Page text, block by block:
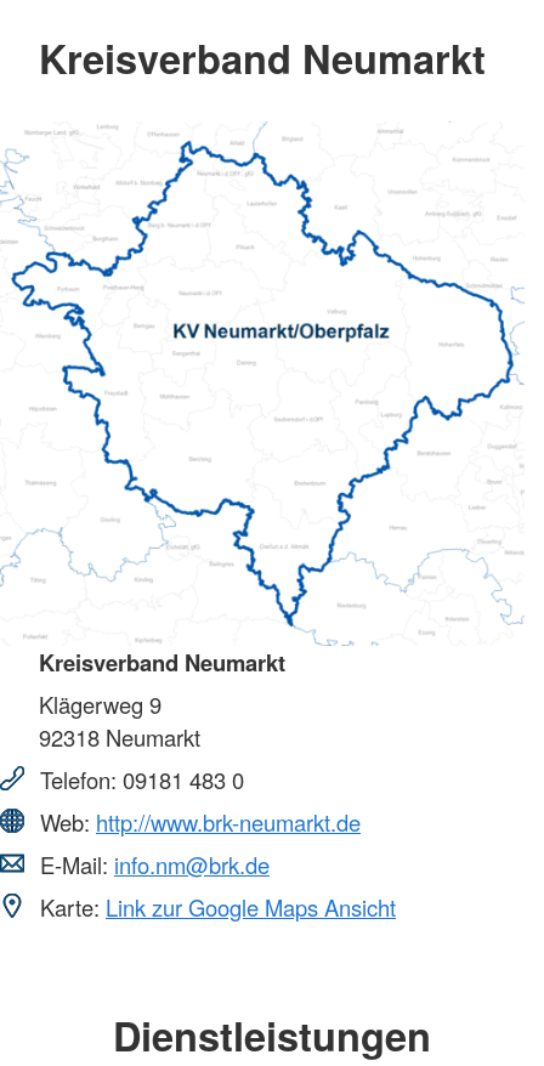
Kreisverband Neumarkt
Kreisverband Neumarkt
Klägerweg 9
92318 Neumarkt
Telefon: 09181 483 0
Web: http://www.brk-neumarkt.de
E-Mail: info.nm@brk.de
Karte: Link zur Google Maps Ansicht
Dienstleistungen